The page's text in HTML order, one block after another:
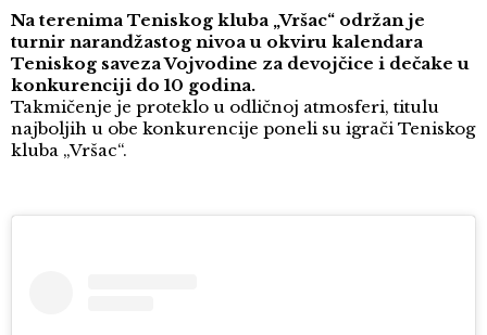
Na terenima Teniskog kluba „Vršac“ održan je
turnir narandžastog nivoa u okviru kalendara
Teniskog saveza Vojvodine za devojčice i dečake u
konkurenciji do 10 godina.
Takmičenje je proteklo u odličnoj atmosferi, titulu
najboljih u obe konkurencije poneli su igrači Teniskog
kluba „Vršac“.